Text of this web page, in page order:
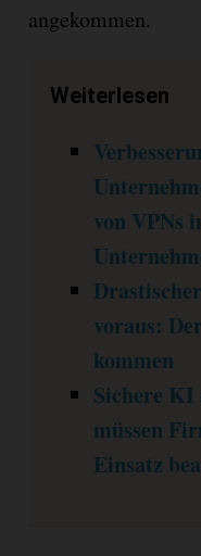
angekommen.
Weiterlesen
von VPNs
voraus:
kommen
Sichere KI
müssen
Einsatz